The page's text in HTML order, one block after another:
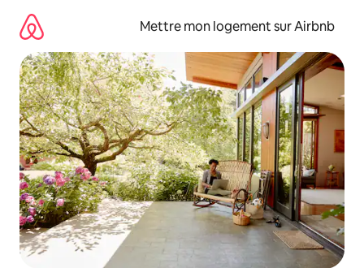
directement
contenu
Mettre mon logement sur Airbnb